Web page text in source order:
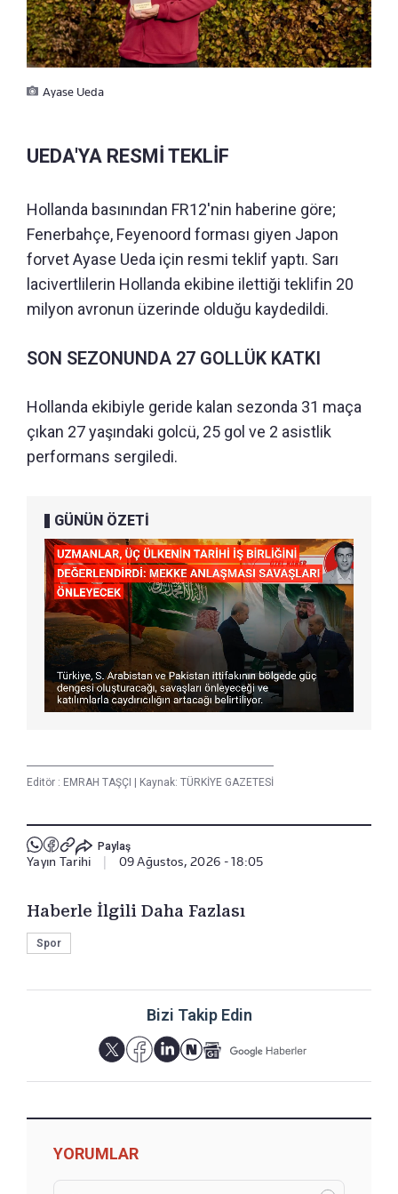
Ayase Ueda
UEDA'YA RESMİ TEKLİF
Hollanda basınından FR12'nin haberine göre;
Fenerbahçe, Feyenoord forması giyen Japon
forvet Ayase Ueda için resmi teklif yaptı. Sarı
lacivertlilerin Hollanda ekibine ilettiği teklifin 20
milyon avronun üzerinde olduğu kaydedildi.
SON SEZONUNDA 27 GOLLÜK KATKI
Hollanda ekibiyle geride kalan sezonda 31 maça
çıkan 27 yaşındaki golcü, 25 gol ve 2 asistlik
performans sergiledi.
GÜNÜN ÖZETİ
Editör : EMRAH TAŞÇI Kaynak: TÜRKİYE GAZETESİ
Paylaş
Yayın Tarihi 09 Ağustos, 2026 - 18:05
Haberle İlgili Daha Fazlası
Spor
Bizi Takip Edin
YORUMLAR